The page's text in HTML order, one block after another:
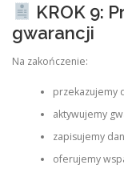
KROK 9:
gwarancji
Na zakończenie:
przekazujemy
aktywujemy
zapisujemy
oferujemy